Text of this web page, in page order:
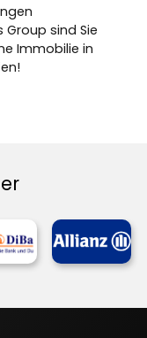
sind Sie
Immobilie in